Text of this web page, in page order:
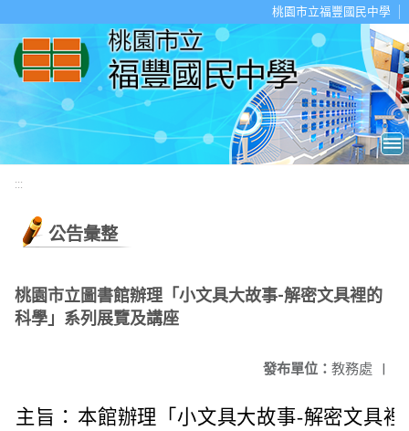
桃園市立福豐國民中學
:::
公告彙整
桃園市立圖書館辦理「小文具大故事-解密文具裡的
科學」系列展覽及講座
發布單位： 教務處 |
主旨： 本館辦理「小文具大故事-解密文具